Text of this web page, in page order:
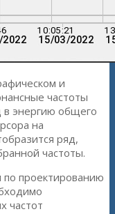
и
частоты
в энергию общего
на
ряд,
частоты.
по проектированию
частот